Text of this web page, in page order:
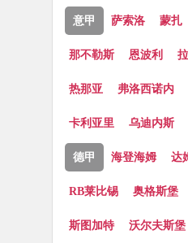
意甲 萨索洛 蒙扎
那不勒斯 恩波利
热那亚 弗洛西诺内
卡利亚里 乌迪内斯
德甲 海登海姆 达
RB莱比锡 奥格斯堡
斯图加特 沃尔夫斯堡